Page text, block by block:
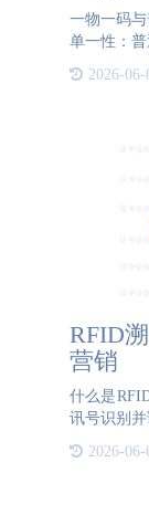
一物一码
单一性：
可扫出一
等。2. 易
2026-06-
RFID
营销
什么是
讯号识别
所讲的
2026-06-